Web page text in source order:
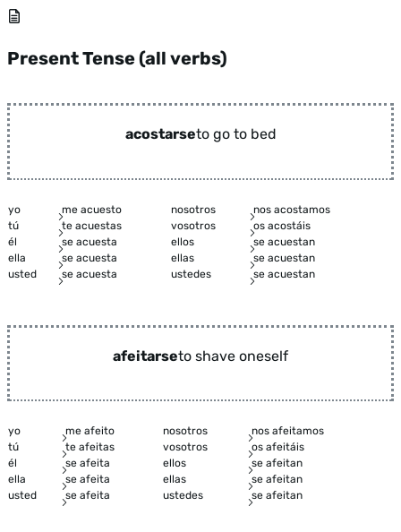
Present Tense (all verbs)
acostarseto go to bed
yo me acuesto nosotros
nos acostamos
tú
te acuestas vosotros
os acostáis
él
se acuesta ellos
se acuestan
ella
se acuesta ellas
se acuestan
usted
se acuesta ustedes se acuestan
afeitarseto shave oneself
yo me afeito nosotros
nos afeitamos
tú
te afeitas vosotros
os afeitáis
él
se afeita ellos
se afeitan
ella
se afeita ellas
se afeitan
usted
se afeita ustedes se afeitan